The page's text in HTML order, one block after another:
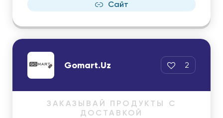
Сайт
Gomart.Uz 2
ЗАКАЗЫВАЙ ПРОДУКТЫ С
ДОСТАВКОЙ